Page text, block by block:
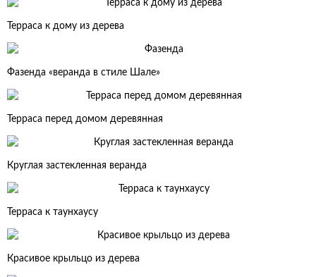
Терраса к дому из дерева
Фазенда «веранда в стиле Шале»
Терраса перед домом деревянная
Круглая застекленная веранда
Терраса к таунхаусу
Красивое крыльцо из дерева